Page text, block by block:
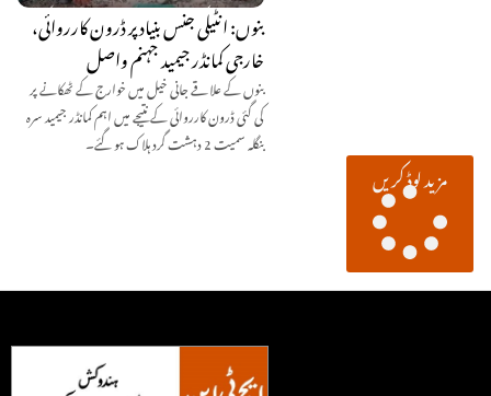
بنوں: انٹیلی جنس بنیاد پر ڈرون کارروائی،
خارجی کمانڈر جیمید جہنم واصل
بنوں کے علاقے جانی خیل میں خوارج کے ٹھکانے پر
کی گئی ڈرون کارروائی کے نتیجے میں اہم کمانڈر جیمید سرہ
بنگلہ سمیت 2 دہشت گرد ہلاک ہو گئے۔
مزید لوڈ کریں